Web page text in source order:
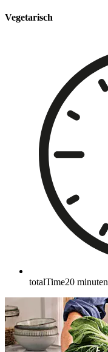
Vegetarisch
totalTime20 minuten